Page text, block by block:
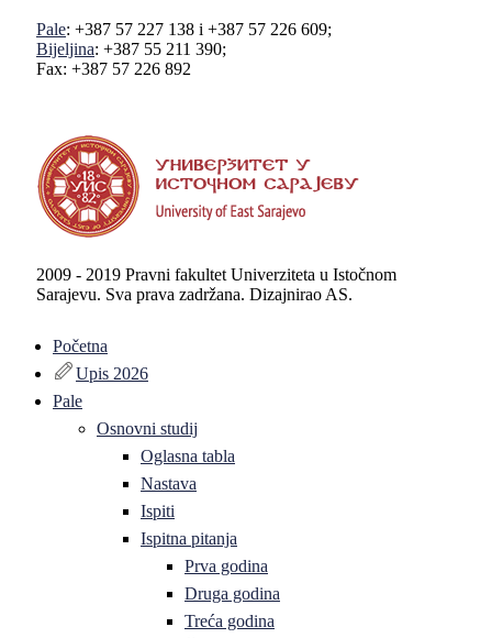
Pale: +387 57 227 138 i +387 57 226 609;
Bijeljina: +387 55 211 390;
Fax: +387 57 226 892
2009 - 2019 Pravni fakultet Univerziteta u Istočnom
Sarajevu. Sva prava zadržana. Dizajnirao AS.
Početna
Upis 2026
Pale
Osnovni studij
Oglasna tabla
Nastava
Ispiti
Ispitna pitanja
Prva godina
Druga godina
Treća godina